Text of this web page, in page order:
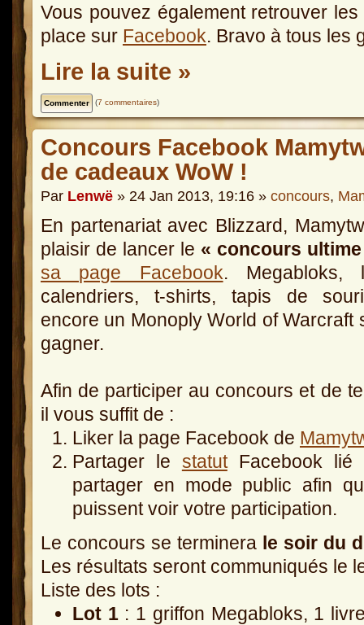
Vous pouvez également retrouver
place sur Facebook. Bravo à tous les
Lire la suite »
(7 commentaires)
Concours Facebook
de cadeaux WoW !
Par Lenwë » 24 Jan 2013, 19:16 » concours,
En partenariat avec Blizzard,
plaisir de lancer le « concours
sa page Facebook. Megabloks,
calendriers, t-shirts, tapis de
encore un Monoply World of Warcraft
gagner.
Afin de participer au concours et de
il vous suffit de :
Liker la page Facebook de
Partager le statutFacebook lié
partager en mode public afin
puissent voir votre participation.
Le concours se terminera le soir du
Les résultats seront communiqués le
Liste des lots :
Lot 1: 1 griffon Megabloks, 1